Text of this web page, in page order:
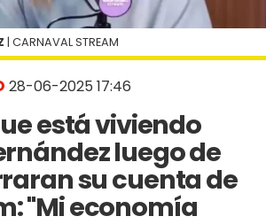
28-06-2025 17:46
está viviendo
luego de
su cuenta de
"Mi economía
| CARNAVAL STREAM